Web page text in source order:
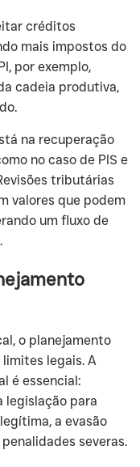
créditos
mais impostos do
por exemplo,
cadeia produtiva,
na recuperação
no caso de PIS e
tributárias
valores que podem
um fluxo de
o planejamento
legais. A
é essencial:
legislação para
a evasão
severas.